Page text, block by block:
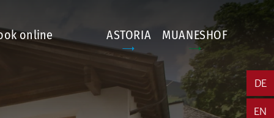
online ASTORIA MUANESHOF
DE
EN